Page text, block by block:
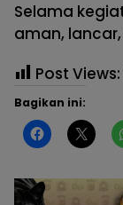
Selama
aman,
Post Views:
Bagikan ini: